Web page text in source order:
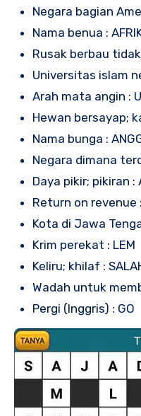
Negara bagian
Nama benua :
Rusak berbau tidak
Universitas islam
Arah mata angin :
Hewan bersayap;
Nama bunga :
Negara dimana
Daya pikir; pikiran :
Return on revenue
Kota di Jawa
Krim perekat : LEM
Keliru; khilaf :
Wadah untuk
Pergi (Inggris) : GO